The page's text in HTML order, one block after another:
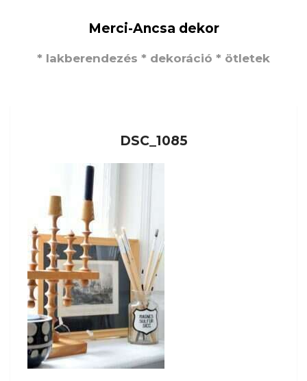
Merci-Ancsa dekor
* lakberendezés * dekoráció * ötletek
DSC_1085